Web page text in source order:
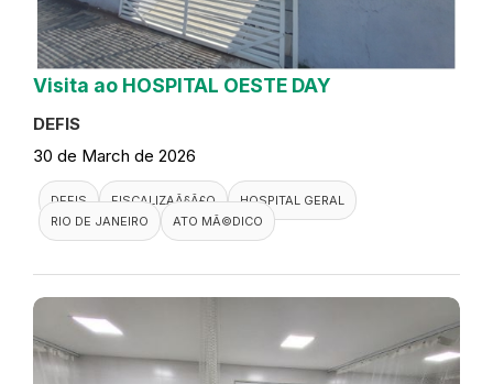
Visita ao HOSPITAL OESTE DAY
DEFIS
30 de March de 2026
DEFIS FISCALIZAÃ§Ã£O
HOSPITAL GERAL
RIO DE JANEIRO
ATO MÃ©DICO